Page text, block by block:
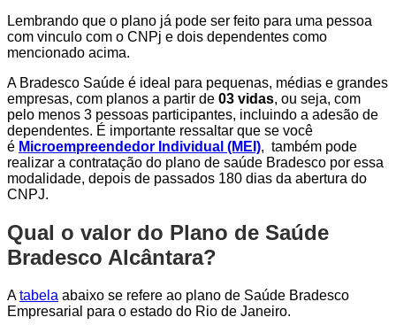
Lembrando que o plano já pode ser feito para uma pessoa
com vinculo com o CNPj e dois dependentes como
mencionado acima.
A Bradesco Saúde é ideal para pequenas, médias e grandes
empresas, com planos a partir de 03 vidas, ou seja, com
pelo menos 3 pessoas participantes, incluindo a adesão de
dependentes. É importante ressaltar que se você
é Microempreendedor Individual (MEI), também pode
realizar a contratação do plano de saúde Bradesco por essa
modalidade, depois de passados 180 dias da abertura do
CNPJ.
Qual o valor do Plano de Saúde
Bradesco Alcântara?
Atabela abaixo se refere ao plano de Saúde Bradesco
Empresarial para o estado do Rio de Janeiro.